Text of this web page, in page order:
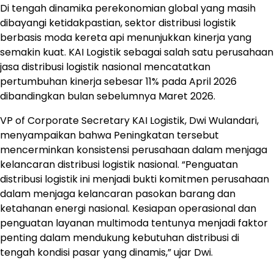
Di tengah dinamika perekonomian global yang masih
dibayangi ketidakpastian, sektor distribusi logistik
berbasis moda kereta api menunjukkan kinerja yang
semakin kuat. KAI Logistik sebagai salah satu perusahaan
jasa distribusi logistik nasional mencatatkan
pertumbuhan kinerja sebesar 11% pada April 2026
dibandingkan bulan sebelumnya Maret 2026.
VP of Corporate Secretary KAI Logistik, Dwi Wulandari,
menyampaikan bahwa Peningkatan tersebut
mencerminkan konsistensi perusahaan dalam menjaga
kelancaran distribusi logistik nasional. “Penguatan
distribusi logistik ini menjadi bukti komitmen perusahaan
dalam menjaga kelancaran pasokan barang dan
ketahanan energi nasional. Kesiapan operasional dan
penguatan layanan multimoda tentunya menjadi faktor
penting dalam mendukung kebutuhan distribusi di
tengah kondisi pasar yang dinamis,” ujar Dwi.